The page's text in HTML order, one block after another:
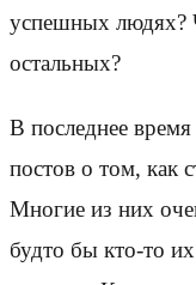
успешных людях?
остальных?
В последнее время
постов о том, как
Многие из них
будто бы кто-то